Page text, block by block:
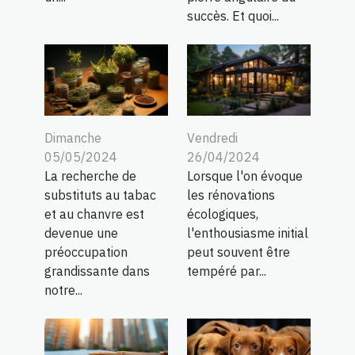
succès. Et quoi...
Dimanche
05/05/2024
La recherche de
substituts au tabac
et au chanvre est
devenue une
préoccupation
grandissante dans
notre...
Vendredi
26/04/2024
Lorsque l'on évoque
les rénovations
écologiques,
l'enthousiasme initial
peut souvent être
tempéré par...